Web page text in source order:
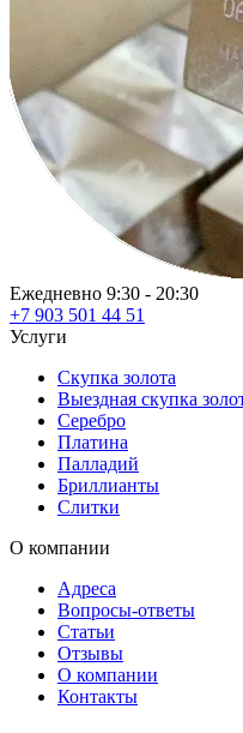
Ежедневно 9:30 - 20:30
+7 903 501 44 51
Услуги
Скупка золота
Выездная скупка
Серебро
Платина
Палладий
Бриллианты
Слитки
О компании
Адреса
Вопросы-ответы
Статьи
Отзывы
О компании
Контакты